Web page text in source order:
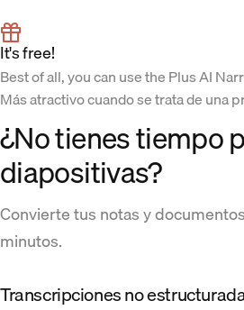
It's free!
Best of all, you can use the Plus AI
Más atractivo cuando se trata de una
¿No tienes tiempo
diapositivas?
Convierte tus notas y
minutos.
Transcripciones no